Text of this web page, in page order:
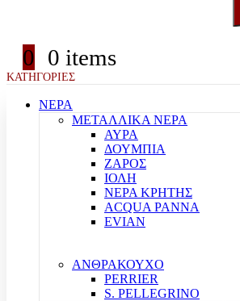
0 0 items
ΚΑΤΗΓΟΡΙΕΣ
ΝΕΡΑ
ΜΕΤΑΛΛΙΚΑ ΝΕΡΑ
ΑΥΡΑ
ΔΟΥΜΠΙΑ
ΖΑΡΟΣ
ΙΟΛΗ
ΝΕΡΑ ΚΡΗΤΗΣ
ACQUA PANNA
EVIAN
ΑΝΘΡΑΚΟΥΧΟ
PERRIER
S. PELLEGRINO